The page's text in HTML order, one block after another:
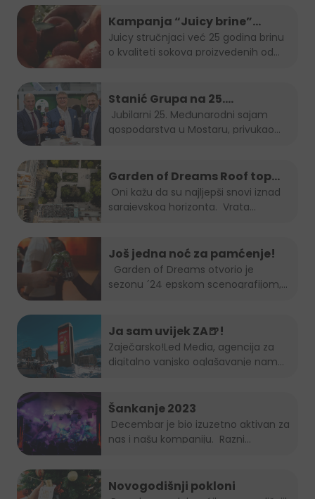
Kampanja “Juicy brine”
predstavlja omiljeni voćni sok
u inovativnom i održivom
Juicy stručnjaci već 25 godina brinu
o kvaliteti sokova proizvedenih od
Stanić Grupa na 25.
Međunarodnom sajmu
gospodarstva u Mostaru
gospodarstva u Mostaru, privukao
Garden of Dreams Roof top
Session
sarajevskog horizonta. Vrata...
Još jedna noć za pamćenje!
sezonu ´24 epskom scenografijom,...
Ja sam uvijek ZA🍺!
Zaječarsko!Led Media, agencija za
digitalno vanjsko oglašavanje nam
Šankanje 2023
nas i našu kompaniju. Razni...
Novogodišnji pokloni